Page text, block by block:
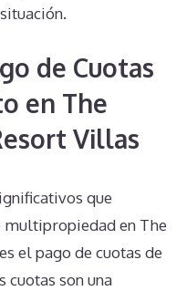
de Cuotas
en The
Villas
que
en The
el pago de cuotas de
cuotas son una